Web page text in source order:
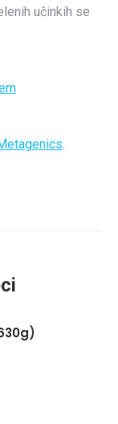
učinkih se
.